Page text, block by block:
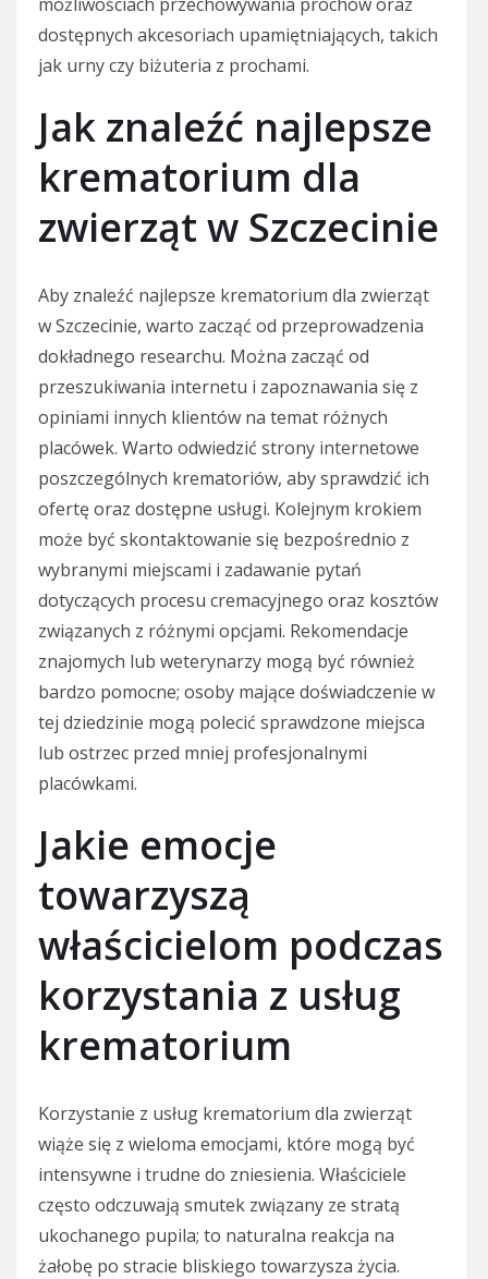
dostępnych akcesoriach upamiętniających, takich
jak urny czy biżuteria z prochami.
Jak znaleźć najlepsze
krematorium dla
zwierząt w Szczecinie
Aby znaleźć najlepsze krematorium dla zwierząt
w Szczecinie, warto zacząć od przeprowadzenia
dokładnego researchu. Można zacząć od
przeszukiwania internetu i zapoznawania się z
opiniami innych klientów na temat różnych
placówek. Warto odwiedzić strony internetowe
poszczególnych krematoriów, aby sprawdzić ich
ofertę oraz dostępne usługi. Kolejnym krokiem
może być skontaktowanie się bezpośrednio z
wybranymi miejscami i zadawanie pytań
dotyczących procesu cremacyjnego oraz kosztów
związanych z różnymi opcjami. Rekomendacje
znajomych lub weterynarzy mogą być również
bardzo pomocne; osoby mające doświadczenie w
tej dziedzinie mogą polecić sprawdzone miejsca
lub ostrzec przed mniej profesjonalnymi
placówkami.
Jakie emocje
towarzyszą
właścicielom podczas
korzystania z usług
krematorium
Korzystanie z usług krematorium dla zwierząt
wiąże się z wieloma emocjami, które mogą być
intensywne i trudne do zniesienia. Właściciele
często odczuwają smutek związany ze stratą
ukochanego pupila; to naturalna reakcja na
żałobę po stracie bliskiego towarzysza życia.